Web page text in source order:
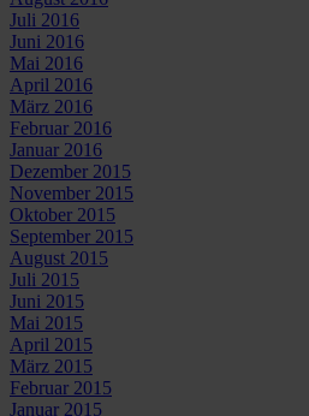
Juli 2016
Juni 2016
Mai 2016
April 2016
März 2016
Februar 2016
Januar 2016
Dezember 2015
November 2015
Oktober 2015
September 2015
August 2015
Juli 2015
Juni 2015
Mai 2015
April 2015
März 2015
Februar 2015
Januar 2015